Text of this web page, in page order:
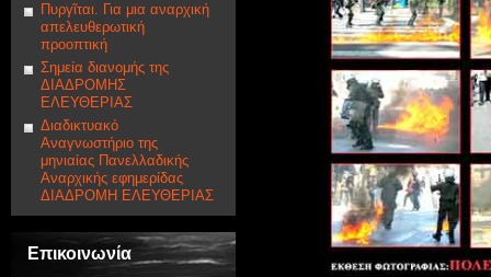
Πυργῖται. Για μια αναρχική
απελευθερωτική
προοπτική
Σημεία διανομής της
ΔΙΑΔΡΟΜΗΣ
ΕΛΕΥΘΕΡΙΑΣ
Διαδικτυακό
Αναγνωστήριο της
μηνιαίας Πανελλαδικής
Αναρχικής εφημερίδας
ΔΙΑΔΡΟΜΗ ΕΛΕΥΘΕΡΙΑΣ
Επικοινωνία